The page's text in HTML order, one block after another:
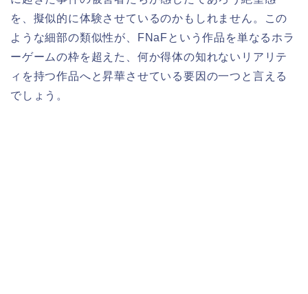
を、擬似的に体験させているのかもしれません。この
ような細部の類似性が、FNaFという作品を単なるホラ
ーゲームの枠を超えた、何か得体の知れないリアリテ
ィを持つ作品へと昇華させている要因の一つと言える
でしょう。